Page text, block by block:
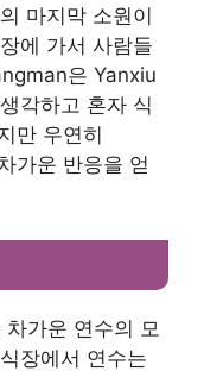
마지막 소원이
에 가서 사람들
은 Yanxiu
각하고 혼자 식
만 우연히
가운 반응을 얻
차가운 연수의 모
장에서 연수는